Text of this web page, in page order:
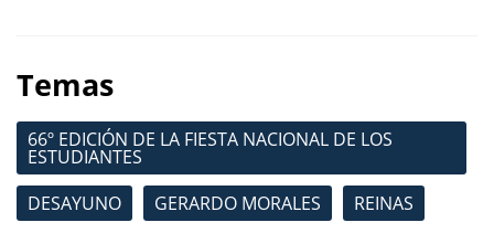
Temas
66º EDICIÓN DE LA FIESTA NACIONAL DE LOS
ESTUDIANTES
DESAYUNO
GERARDO MORALES REINAS